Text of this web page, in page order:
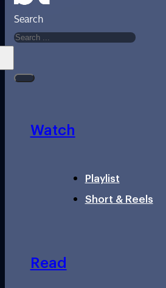
Search
Watch
Playlist
Short & Reels
Read